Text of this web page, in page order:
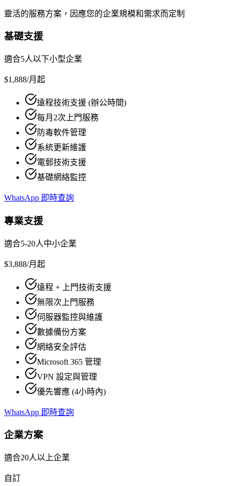
靈活的服務方案，因應您的企業規模和需求而定制
基礎支援
適合5人以下小型企業
$1,888/月起
遠程技術支援 (辦公時間)
每月2次上門服務
防毒軟件管理
系統更新維護
電郵技術支援
基礎網絡監控
WhatsApp 即時查詢
專業支援
適合5-20人中小企業
$3,888/月起
遠程 + 上門技術支援
無限次上門服務
伺服器監控與維護
數據備份方案
網絡安全評估
Microsoft 365 管理
VPN 設定與管理
優先響應 (4小時內)
WhatsApp 即時查詢
企業方案
適合20人以上企業
自訂